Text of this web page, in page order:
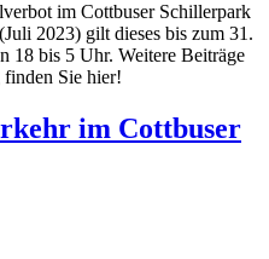
im Cottbuser Schillerpark
2023) gilt dieses bis zum 31.
18 bis 5 Uhr. Weitere Beiträge
Sie hier!
im Cottbuser